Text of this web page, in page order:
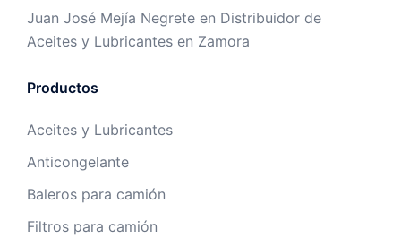
Juan José Mejía Negrete en Distribuidor de
Aceites y Lubricantes en Zamora
Productos
Aceites y Lubricantes
Anticongelante
Baleros para camión
Filtros para camión